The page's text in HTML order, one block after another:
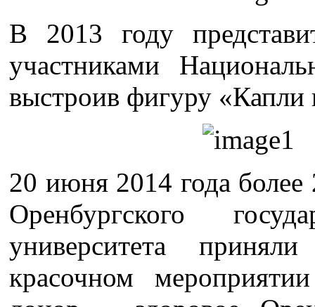
В 2013 году
участниками
выстроив фигуру «Капли
20 июня 2014 года более
Оренбургского
университета
красочном